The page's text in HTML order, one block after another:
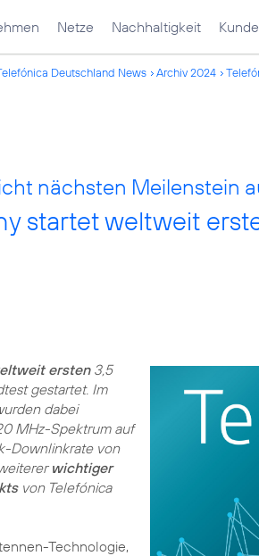
Netze Nachhaltigkeit
Deutschland News Archiv 2024
nächsten Meilenstein
startet weltweit
ersten3,5
gestartet. Im
dabei
MHz-Spektrum auf
Downlinkrate von
wichtiger
von Telefónica
Technologie,